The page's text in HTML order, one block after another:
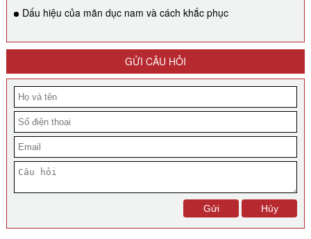
Dấu hiệu của mãn dục nam và cách khắc phục
GỬI CÂU HỎI